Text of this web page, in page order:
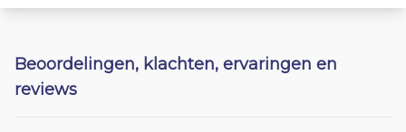
Beoordelingen, klachten, ervaringen en
reviews